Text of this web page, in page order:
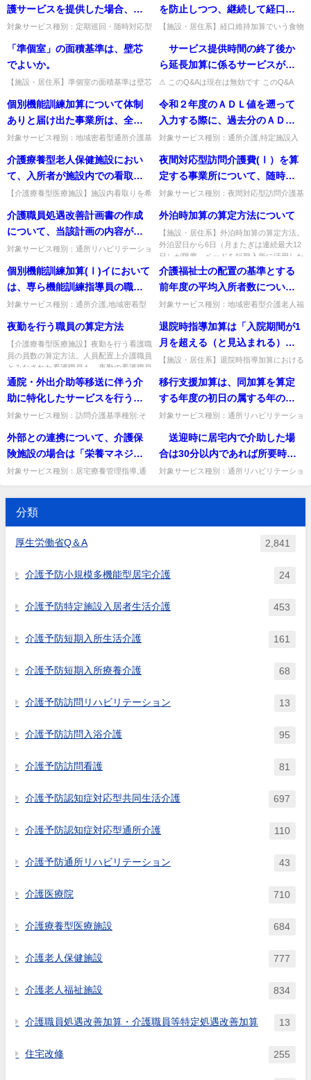
期入所について区分限度を超...
る必要があるのか。 また、その
場合の配分ルール（グループ間
の平均賃金改善額 １：１：0.5）
はどのような取扱いとなるの
か。
スと介護予防・日常生活支援総合...
護サービスを提供した場合、所
定単位数の100分の98の単位数を
算定するのか。
対象サービス種別：定期巡回・随時対応型
取扱い」質問月に１度でも准看護師が訪問
看護サービスを提供した場合...
を防止しつつ、継続して経口に
よる食事の摂取を進めるための
食物形態、摂取方法等における
適切な配慮」とは具体的にどの
【施設・居住系】経口維持加算でいう食物
み食を一律に用いず、個々の嚥下状況に応
じた食物形態とし、食べる楽...
「準個室」の面積基準は、壁芯
でよいか。
【施設・居住系】準個室の面積基準は壁芯
出典：平成17年10月改定関係Q&A 問
20。...
サービス提供時間の終了後か
ら延長加算に係るサービスが始
まるまでの間はどのような人員
配置が必要となるのか。
⚠ このQ&Aは現在は無効です このQ&A
となっています（処遇改善加算など、要件
が変更さ...
個別機能訓練加算について体制
ありと届け出た事業所は、全て
の利用者の計画を作成し、個別
機能訓練を実施しなければなら
ないのか。また、利用者全てが
能訓練指導員を配置して加算を
とることができないということ
になるのか。
対象サービス種別：地域密着型通所介護基
問個別機能訓練加算について体制ありと届
け出た事業所は、全ての利用...
令和２年度のＡＤＬ値を遡って
入力する際に、過去分のＡＤＬ
値については評価者がリハビリ
担当者や介護職であり、一定の
研修を受けていないが問題ない
か。
対象サービス種別：通所介護,特定施設入
型通所介護,認知症対応型通所介護,地域密
着型特定施設入居者生活...
介護療養型老人保健施設におい
て、入所者が施設内での看取り
を希望しターミナルケアを行っ
ていたが、やむを得ない事由に
より医療機関において亡くなっ
算定できるのか。
【介護療養型医療施設】施設内看取りを希
なった場合、ターミナルケア加算を算定で
きるか。施設内で実施した期...
夜間対応型訪問介護費(Ⅰ）を算
定する事業所について、随時訪
問サービスを一晩に複数回行っ
た場合、その回数分の随時訪問
能か。また、指定訪問介護のよ
うに空けなくてはならない間隔
(概ね2時間以上）はあるのか。
対象サービス種別：夜間対応型訪問介護基
数」質問夜間対応型訪問介護費(Ⅰ）を算
定する事業所について、随時...
介護職員処遇改善計画書の作成
について、当該計画の内容が変
更になった場合は、改めて都道
府県知事等に届け出る必要があ
るのか。また、当該計画は、事
業年度を超えて作成することは
できないと解してよろしいか。
対象サービス種別：通所リハビリテーショ
応型通所介護,短期入所生活介護,短期入所
療養介護,福祉用具貸...
外泊時加算の算定方法について
【施設・居住系】外泊時加算の算定方法。
外泊翌日から6日（月またぎは連続最大12
日）が限度。ベッドを短期入所に活用した
日は算定不可。出典：介護...
個別機能訓練加算(Ⅰ)イにおいて
は、専ら機能訓練指導員の職務
に従事する理学療法士等を１名
以上配置することとなっている
が、具体的な配置時間の定めは
あるのか。
対象サービス種別：通所介護,地域密着型
練加算(Ⅰ)イの人員配置要件」質問個別機
能訓練加算(Ⅰ)イにおい...
介護福祉士の配置の基準とする
前年度の平均入所者数につい
て、前年度半ばに介護老人福祉
施設を新設した場合若しくは当
た場合においてどのように取り
扱うのか。
対象サービス種別：地域密着型介護老人福
支援加算」質問介護福祉士の配置の基準と
する前年度の平均入所者数に...
夜勤を行う職員の算定方法
【介護療養型医療施設】夜勤を行う看護職
員の員数の算定方法。人員配置上介護職員
とみなされた看護職員も、夜勤の看護職員
として算定できる。出典：介...
退院時指導加算は「入院期間が1
月を超える（と見込まれる）入
院患者」に対して算定できると
されているが、当該入院期間の
取扱いについて
【施設・居住系】退院時指導加算における
療保険病床から介護保険病床へ転床した場
合は通算した入院期間で判断...
通院・外出介助等移送に伴う介
助に特化したサービスを行う事
業所について、基準該当サービ
スとして特例居宅サービス費の
給付対象とする場合の考え方如
対象サービス種別：訪問介護基準種別:そ
スに係る特例居宅サービス費の支給」質問
通院・外出介助等移送に伴う...
移行支援加算は、同加算を算定
する年度の初日の属する年の前
年の１月から12月（基準に適合
しているものとして届け出た年
においては、届出の日から同年
12月までの期間）において一定
の実績をもとに算定ができるも
３月においては、従前（令和３
年度介護報酬改定以前）の基準
支えないか。
対象サービス種別：通所リハビリテーショ
問移行支援加算は、同加算を算定する年度
の初日の属する年の前年の１...
外部との連携について、介護保
険施設の場合は「栄養マネジメ
ント強化加算の算定要件として
規定する員数を超えて管理栄養
管理栄養士を１名以上配置して
栄養マネジメント強化加算を算
管理栄養士が１名いる場合は、
きるのか。
対象サービス種別：居宅療養管理指導,通
対応型共同生活介護,看...
送迎時に居宅内で介助した場
合は30分以内であれば所要時間
に参入してもよいとあるが、同
一建物又は同一敷地内の有料老
対象サービス種別：通所リハビリテーショ
分類
厚生労働省Q＆A 2,841
介護予防小規模多機能型居宅介護 24
介護予防特定施設入居者生活介護 453
介護予防短期入所生活介護 161
介護予防短期入所療養介護 68
介護予防訪問リハビリテーション 13
介護予防訪問入浴介護 95
介護予防訪問看護 81
介護予防認知症対応型共同生活介護 697
介護予防認知症対応型通所介護 110
介護予防通所リハビリテーション 43
介護医療院 710
介護療養型医療施設 684
介護老人保健施設 777
介護老人福祉施設 834
介護職員処遇改善加算・介護職員等特定処遇改善加算 13
住宅改修 255